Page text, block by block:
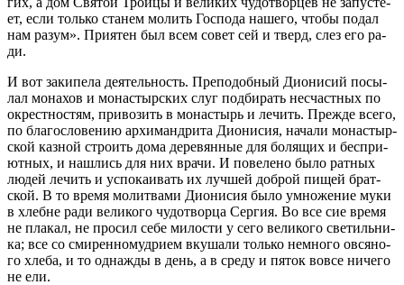
ет, ес­ли толь­ко ста­нем мо­лить Гос­по­да на­ше­го, чтобы по­дал
нам ра­зум». При­я­тен был всем со­вет сей и тверд, слез его ра­
ди.
И вот за­ки­пе­ла де­я­тель­ность. Пре­по­доб­ный Ди­о­ни­сий по­сы­
лал мо­на­хов и мо­на­стыр­ских слуг под­би­рать несчаст­ных по
окрест­но­стям, при­во­зить в мо­на­стырь и ле­чить. Преж­де все­го,
по бла­го­сло­ве­нию ар­хи­манд­ри­та Ди­о­ни­сия, на­ча­ли мо­на­стыр­
ской каз­ной стро­ить до­ма де­ре­вян­ные для бо­ля­щих и бес­при­
ют­ных, и на­шлись для них вра­чи. И по­ве­ле­но бы­ло рат­ных
лю­дей ле­чить и успо­ка­и­вать их луч­шей доб­рой пи­щей брат­
ской. В то вре­мя мо­лит­ва­ми Ди­о­ни­сия бы­ло умно­же­ние му­ки
в хлебне ра­ди ве­ли­ко­го чу­до­твор­ца Сер­гия. Во все сие вре­мя
не пла­кал, не про­сил се­бе ми­ло­сти у се­го ве­ли­ко­го све­тиль­ни­
ка; все со сми­рен­но­муд­ри­ем вку­ша­ли толь­ко немно­го ов­ся­но­
го хле­ба, и то од­на­жды в день, а в сре­ду и пя­ток во­все ни­че­го
не ели.